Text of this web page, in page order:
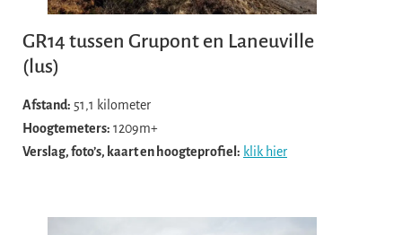
GR14 tussen Grupont en Laneuville
(lus)
Afstand: 51,1 kilometer
Hoogtemeters: 1209m+
Verslag, foto’s, kaart en hoogteprofiel: klik hier